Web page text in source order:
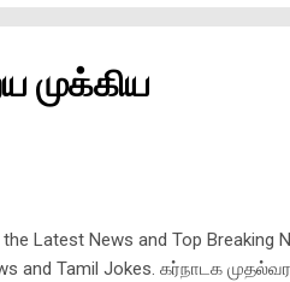
மாணவர்களுக்கு ₹5000 ல் இருந்து
முக்கிய
Latest News and Top Breaking
and Tamil Jokes. கர்நாடக